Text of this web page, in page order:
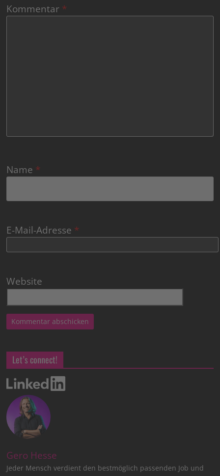
Kommentar *
Name *
E-Mail-Adresse *
Website
Let’s connect!
Gero Hesse
Jeder Mensch verdient den bestmöglich passenden Job und